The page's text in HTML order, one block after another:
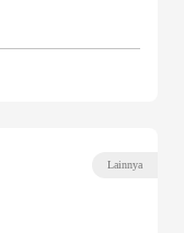
Lainnya